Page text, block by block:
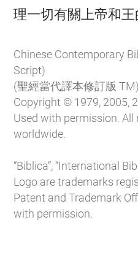
理一切有關上帝和王
Chinese Contemporary
Script)
(聖經當代譯本修訂版 TM)
Copyright © 1979, 2005,
Used with permission. All
worldwide.
“Biblica”, “International
Logo are trademarks
Patent and Trademark
with permission.